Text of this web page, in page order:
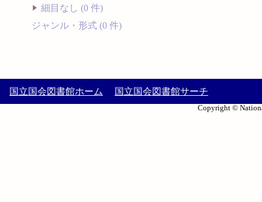
細目なし (0 件)
ジャンル・形式 (0 件)
国立国会図書館ホーム 国立国会図書館サーチ
Copyright ©